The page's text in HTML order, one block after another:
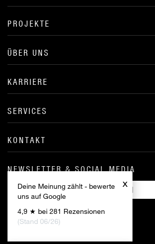
x
Deine Meinung zählt - bewerte
uns auf Google
4,9 ★ bei 281 Rezensionen
(Stand 06/26)
PROJEKTE
ÜBER UNS
KARRIERE
SERVICES
KONTAKT
NEWSLETTER & SOCIAL MEDIA
ANMELDEN